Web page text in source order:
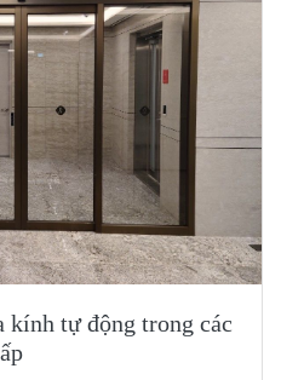
kính tự động trong các